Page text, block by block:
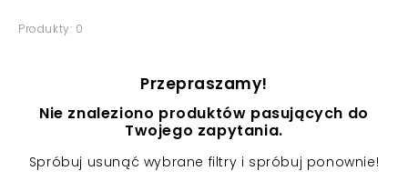
Produkty: 0
Przepraszamy!
Nie znaleziono produktów pasujących do
Twojego zapytania.
Spróbuj usunąć wybrane filtry i spróbuj ponownie!